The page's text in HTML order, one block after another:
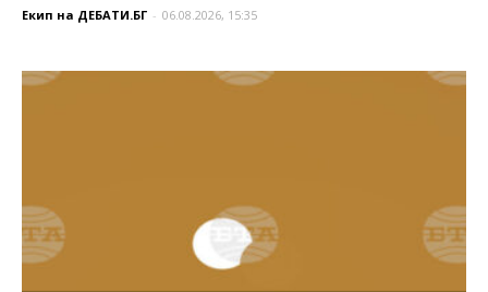
Екип на ДЕБАТИ.БГ - 06.08.2026, 15:35